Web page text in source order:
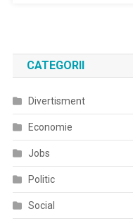
CATEGORII
Divertisment
Economie
Jobs
Politic
Social